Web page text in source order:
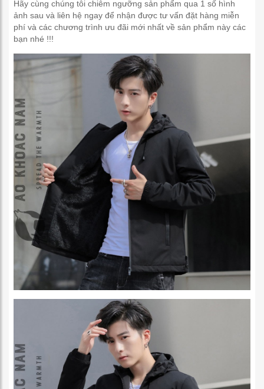
Hãy cùng chúng tôi chiêm ngưỡng sản phẩm qua 1 số hình
ảnh sau và liên hệ ngay để nhận được tư vấn đặt hàng miễn
phí và các chương trình ưu đãi mới nhất về sản phẩm này các
bạn nhé !!!